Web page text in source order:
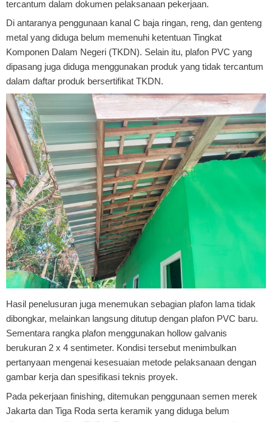
tercantum dalam dokumen pelaksanaan pekerjaan.
Di antaranya penggunaan kanal C baja ringan, reng, dan genteng
metal yang diduga belum memenuhi ketentuan Tingkat
Komponen Dalam Negeri (TKDN). Selain itu, plafon PVC yang
dipasang juga diduga menggunakan produk yang tidak tercantum
dalam daftar produk bersertifikat TKDN.
Hasil penelusuran juga menemukan sebagian plafon lama tidak
dibongkar, melainkan langsung ditutup dengan plafon PVC baru.
Sementara rangka plafon menggunakan hollow galvanis
berukuran 2 x 4 sentimeter. Kondisi tersebut menimbulkan
pertanyaan mengenai kesesuaian metode pelaksanaan dengan
gambar kerja dan spesifikasi teknis proyek.
Pada pekerjaan finishing, ditemukan penggunaan semen merek
Jakarta dan Tiga Roda serta keramik yang diduga belum